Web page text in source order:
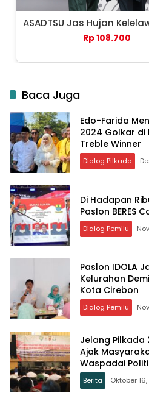
ASADTSU Jas Hujan
Rp 108.700
Baca Juga
Edo-Farida
2024 Golkar di
Treble Winner
Dialog Pilkada
Di Hadapan
Paslon BERES
Dialog Pemilu
Paslon IDOLA
Kelurahan
Kota Cirebon
Dialog Pemilu
Jelang Pilkada
Ajak
Waspadai
Berita Oktober